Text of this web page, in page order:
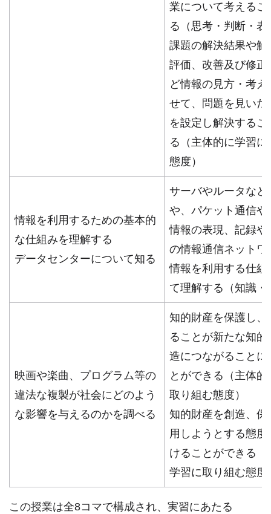
業について考えるこ
る（思考・判断・表
課題の解決結果や解
評価、改善及び修正
ど情報の見方・考え
せて、問題を見いだ
を設定し解決するこ
る（主体的に学習に
態度）
情報を利用するための基本的
な仕組みを理解する
データセンターについて知る
サーバやルータなど
や、パケット通信や
情報の表現、記録や
の情報通信ネットワ
情報を利用する仕組
て理解する（知識・
映画や楽曲、プログラム等の
違法な複製が社会にどのよう
な影響を与えるのかを調べる
知的財産を保護し、
ることが新たな知的
造につながることに
とができる（主体的
取り組む態度）
知的財産を創造、保
用しようとする態度
けることができる（
学習に取り組む態度
この授業は全8コマで構成され、実習にあたる